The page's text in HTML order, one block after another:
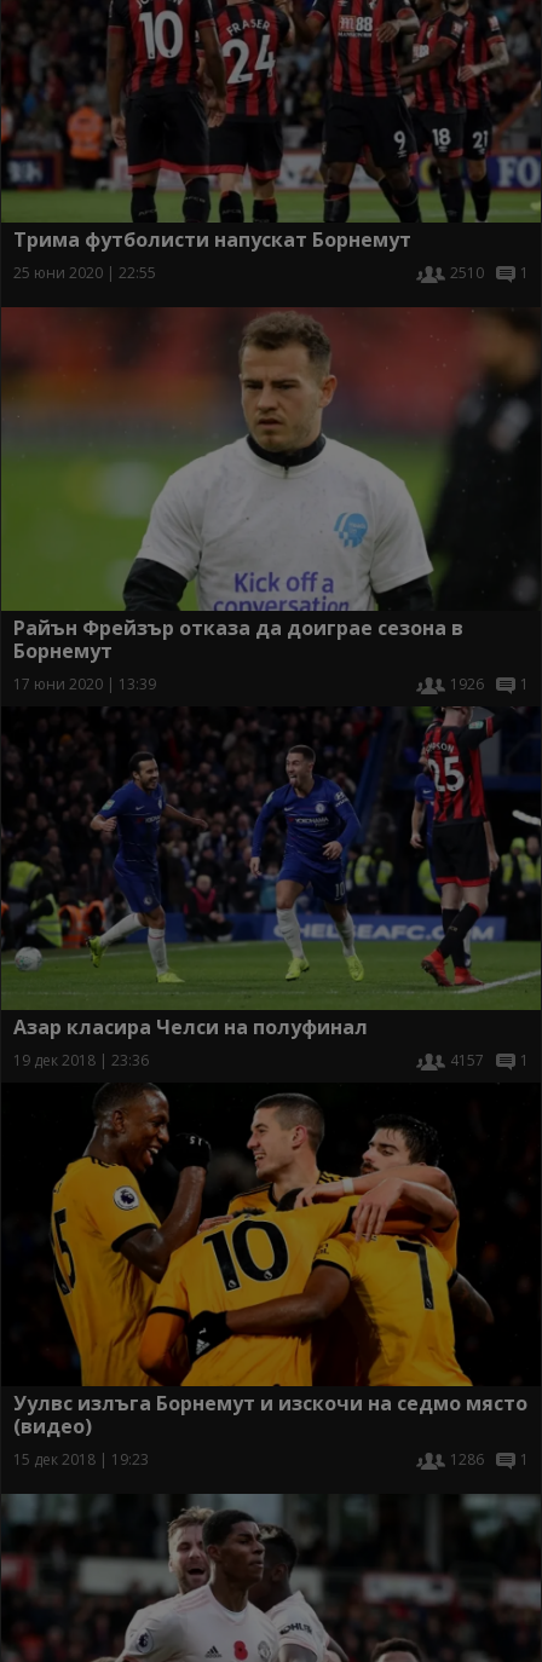
Трима футболисти напускат Борнемут
25 юни 2020 | 22:55 2510 1
Райън Фрейзър отказа да доиграе сезона в
Борнемут
17 юни 2020 | 13:39 1926 1
Азар класира Челси на полуфинал
19 дек 2018 | 23:36 4157 1
Уулвс излъга Борнемут и изскочи на седмо място
(видео)
15 дек 2018 | 19:23 1286 1